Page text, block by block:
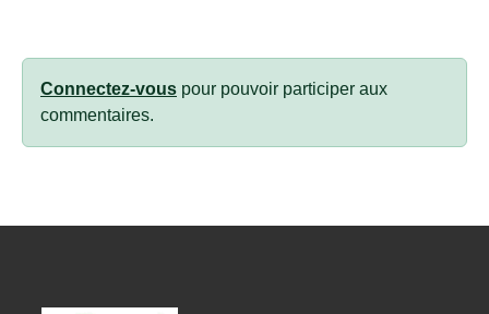
Connectez-vous pour pouvoir participer aux
commentaires.